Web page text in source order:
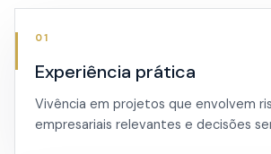
01
Experiência prática
Vivência em projetos que envolvem
empresariais relevantes e decisões